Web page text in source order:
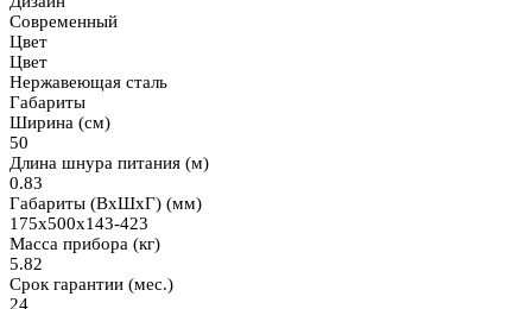
Современный
Цвет
Цвет
Нержавеющая сталь
Габариты
Ширина (см)
50
Длина шнура питания (м)
0.83
Габариты (ВхШхГ) (мм)
175x500x143-423
Масса прибора (кг)
5.82
Срок гарантии (мес.)
24